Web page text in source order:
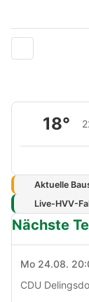
18°
Aktuelle
Live-HVV-
Nächste
Mo 24.08.
CDU